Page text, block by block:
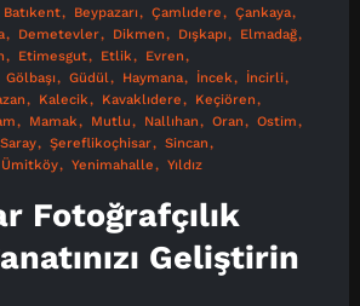
Batıkent Beypazarı Çamlıdere
Çankaya
Demetevler Dikmen Dışkapı
Elmadağ
Etimesgut Etlik
Evren
Gölbaşı Güdül Haymana İncek
İncirli
Kalecik Kavaklıdere
Keçiören
Mamak Mutlu Nallıhan Oran
Ostim
Saray Şereflikoçhisar
Sincan
Ümitköy Yenimahalle Yıldız
Fotoğrafçılık
Geliştirin